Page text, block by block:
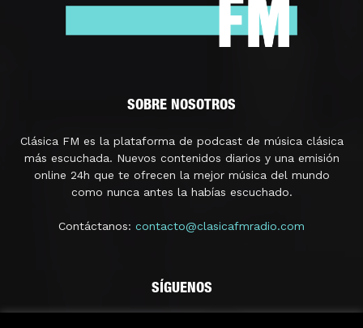
SOBRE NOSOTROS
Clásica FM es la plataforma de podcast de música clásica
más escuchada. Nuevos contenidos diarios y una emisión
online 24h que te ofrecen la mejor música del mundo
como nunca antes la habías escuchado.
Contáctanos: contacto@clasicafmradio.com
SÍGUENOS